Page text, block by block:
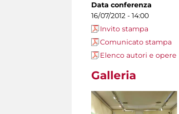
Data conferenza
16/07/2012 - 14:00
Invito stampa
Comunicato stampa
Elenco autori e opere
Galleria